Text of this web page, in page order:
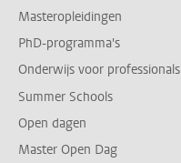
Masteropleidingen
PhD-programma's
Onderwijs voor professionals
Summer Schools
Open dagen
Master Open Dag